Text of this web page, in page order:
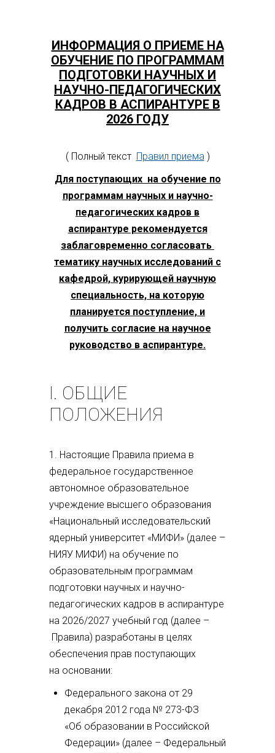
ИНФОРМАЦИЯ О ПРИЕМЕ НА
ОБУЧЕНИЕ ПО ПРОГРАММАМ
ПОДГОТОВКИ НАУЧНЫХ И
НАУЧНО-ПЕДАГОГИЧЕСКИХ
КАДРОВ В АСПИРАНТУРЕ В
2026 ГОДУ
( Полный текст Правил приема)
Для поступающих на обучение по
программам научных и научно-
педагогических кадров в
аспирантуре рекомендуется
заблаговременно согласовать
тематику научных исследований с
кафедрой, курирующей научную
специальность, на которую
планируется поступление, и
получить согласие на научное
руководство в аспирантуре.
I. ОБЩИЕ
ПОЛОЖЕНИЯ
1. Настоящие Правила приема в
федеральное государственное
автономное образовательное
учреждение высшего образования
«Национальный исследовательский
ядерный университет «МИФИ» (далее –
НИЯУ МИФИ) на обучение по
образовательным программам
подготовки научных и научно-
педагогических кадров в аспирантуре
на 2026/2027 учебный год (далее –
Правила) разработаны в целях
обеспечения прав поступающих
на основании:
Федерального закона от 29
декабря 2012 года № 273-ФЗ
«Об образовании в Российской
Федерации» (далее – Федеральный